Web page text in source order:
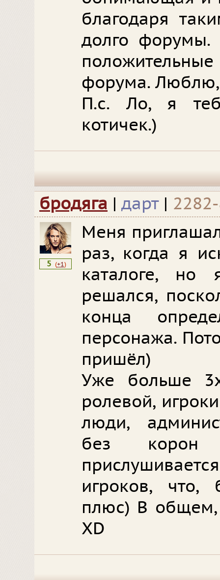
благодаря
долго форумы.
форума.
П.с. Ло, я
котичек.)
бродяга | дарт|
5 (+1)
Меня
раз, когда я
каталоге,
решался,
конца
персонажа.
пришёл)
Уже больше
ролевой,
люди,
без
игроков, что,
плюс) В общем,
XD